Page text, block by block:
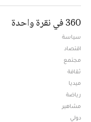
360 في نقرة واحدة
سياسة
اقتصاد
مجتمع
ثقافة
ميديا
رياضة
مشاهير
دولي